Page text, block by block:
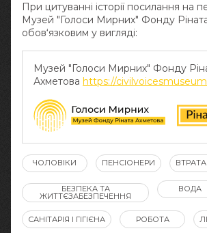
При цитуванні історії посилання
Музей "Голоси Мирних" Фонду
обов‘язковим у вигляді:
Музей "Голоси Мирних" Фонду
Ахметова https://
ЧОЛОВІКИ ПЕНСІОНЕРИ
БЕЗПЕКА ТА
ЖИТТЄЗАБЕЗПЕЧЕННЯ
ВОДА
САНІТАРІЯ І ГІГІЄНА РОБОТА